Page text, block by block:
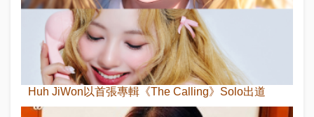
Huh JiWon以首張專輯《The Calling》Solo出道